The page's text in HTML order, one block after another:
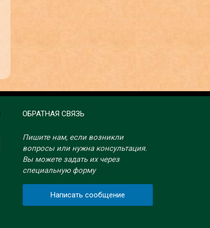
ОБРАТНАЯ СВЯЗЬ
Пишите нам, если возникли
вопросы или нужна консультация.
Вы можете задать их через
специальную форму
Написать сообщение